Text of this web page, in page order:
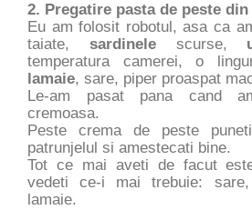
2. Pregatire pasta de peste
Eu am folosit robotul, asa ca
taiate, sardinelescurse,
temperatura camerei, o
lamaie, sare, piper proaspat
Le-am pasat pana cand
cremoasa.
Peste crema de peste
patrunjelul si amestecati bine.
Tot ce mai aveti de facut
vedeti ce-i mai trebuie:
lamaie.